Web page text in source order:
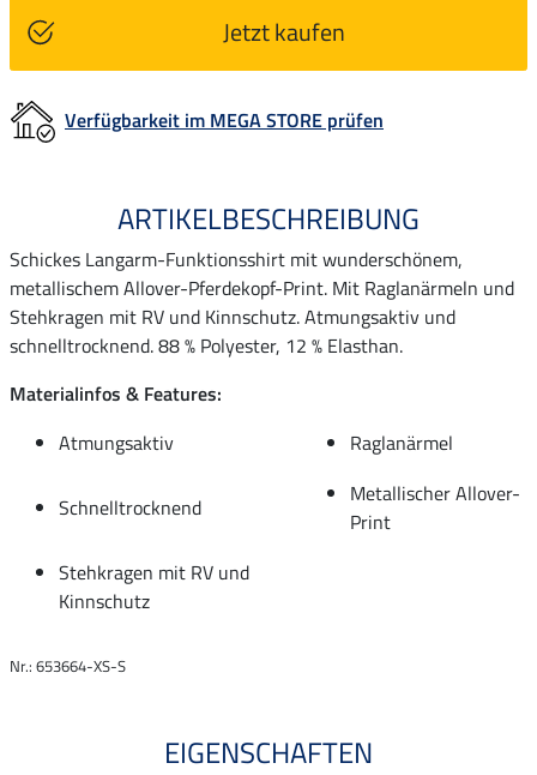
Jetzt kaufen
Verfügbarkeit im MEGA STORE prüfen
ARTIKELBESCHREIBUNG
Schickes Langarm-Funktionsshirt mit wunderschönem,
metallischem Allover-Pferdekopf-Print. Mit Raglanärmeln und
Stehkragen mit RV und Kinnschutz. Atmungsaktiv und
schnelltrocknend. 88 % Polyester, 12 % Elasthan.
Materialinfos & Features:
Atmungsaktiv
Raglanärmel
Schnelltrocknend
Metallischer Allover-
Print
Stehkragen mit RV und
Kinnschutz
Nr.: 653664-XS-S
EIGENSCHAFTEN